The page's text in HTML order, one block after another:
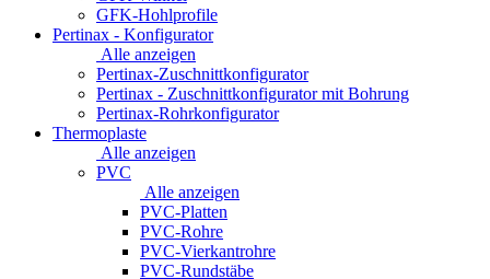
GFK-Hohlprofile
Pertinax - Konfigurator
Alle anzeigen
Pertinax-Zuschnittkonfigurator
Pertinax - Zuschnittkonfigurator mit Bohrung
Pertinax-Rohrkonfigurator
Thermoplaste
Alle anzeigen
PVC
Alle anzeigen
PVC-Platten
PVC-Rohre
PVC-Vierkantrohre
PVC-Rundstäbe